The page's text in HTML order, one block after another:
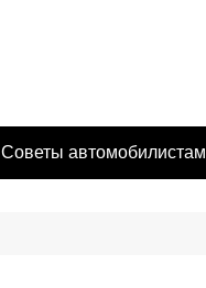
Советы автомобилистам